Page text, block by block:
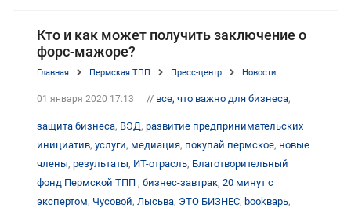
Кто и как может получить заключение о
форс-мажоре?
Главная Пермская ТПП Пресс-центр Новости
01 января 2020 17:13 // все, что важно для бизнеса,
защита бизнеса, ВЭД, развитие предпринимательских
инициатив, услуги, медиация, покупай пермское, новые
члены, результаты, ИТ-отрасль, Благотворительный
фонд Пермской ТПП , бизнес-завтрак, 20 минут с
экспертом, Чусовой, Лысьва, ЭТО БИЗНЕС, bookварь,